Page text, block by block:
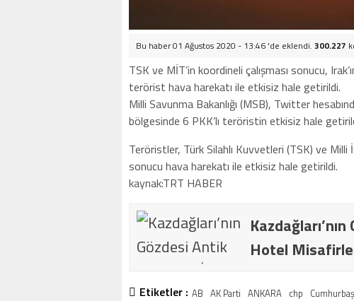
Bu haber 01 Ağustos 2020 - 13:46 'de eklendi. 300.227
TSK ve MİT’in koordineli çalışması sonucu,
terörist hava harekatı ile etkisiz hale getirildi.
Milli Savunma Bakanlığı (MSB), Twitter
bölgesinde 6 PKK’lı teröristin etkisiz hale
Teröristler, Türk Silahlı Kuvvetleri (TSK) ve Milli
sonucu hava harekatı ile etkisiz hale getirildi.
kaynak:TRT HABER
Hotel
Etiketler : AB AK Parti ANKARA chp